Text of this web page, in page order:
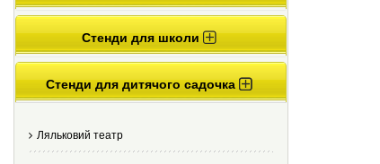
Стенди для школи
Стенди для дитячого садочка
Ляльковий театр